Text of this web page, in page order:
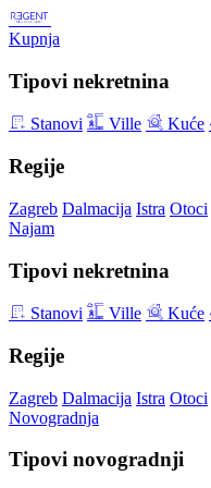
Kupnja
Tipovi nekretnina
Stanovi Ville Kuće
Regije
Zagreb Dalmacija Istra Otoci
Najam
Tipovi nekretnina
Stanovi Ville Kuće
Regije
Zagreb Dalmacija Istra Otoci
Novogradnja
Tipovi novogradnji